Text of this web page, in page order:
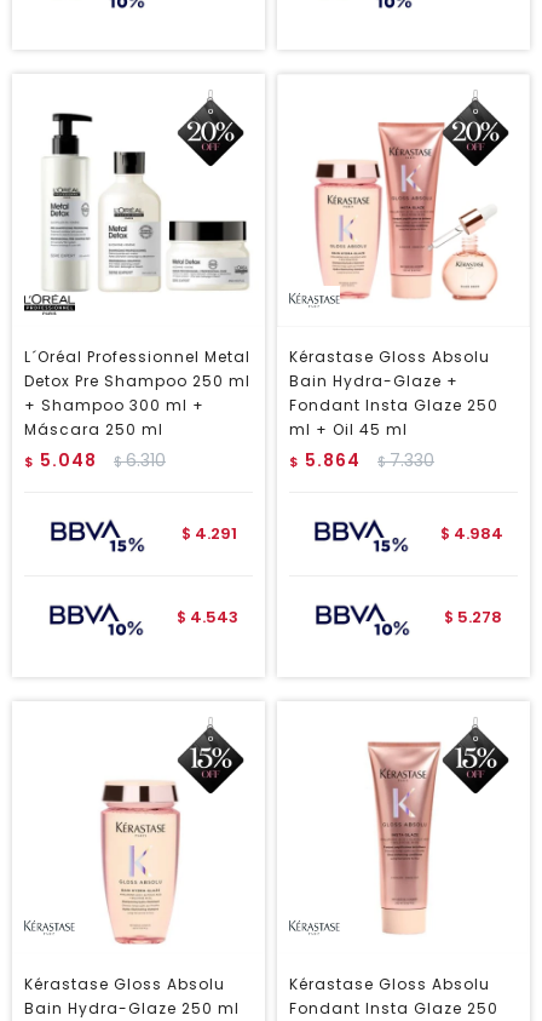
L´Oréal Professionnel Metal
Detox Pre Shampoo 250 ml
+ Shampoo 300 ml +
Máscara 250 ml
$ 5.048 $6.310
$ 4.291
$ 4.543
Kérastase Gloss Absolu
Bain Hydra-Glaze +
Fondant Insta Glaze 250
ml + Oil 45 ml
$ 5.864 $7.330
$ 4.984
$ 5.278
Kérastase Gloss Absolu
Bain Hydra-Glaze 250 ml
Kérastase Gloss Absolu
Fondant Insta Glaze 250